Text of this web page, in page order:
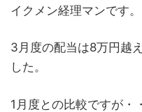
イクメン経理マンです。
3月度の配当は8万円越
した。
1月度との比較ですが・・